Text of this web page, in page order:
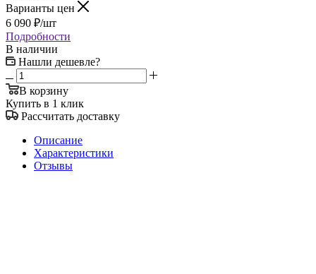
Варианты цен
6 090 ₽/шт
Подробности
В наличии
Нашли дешевле?
В корзину
Купить в 1 клик
Рассчитать доставку
Описание
Характеристики
Отзывы